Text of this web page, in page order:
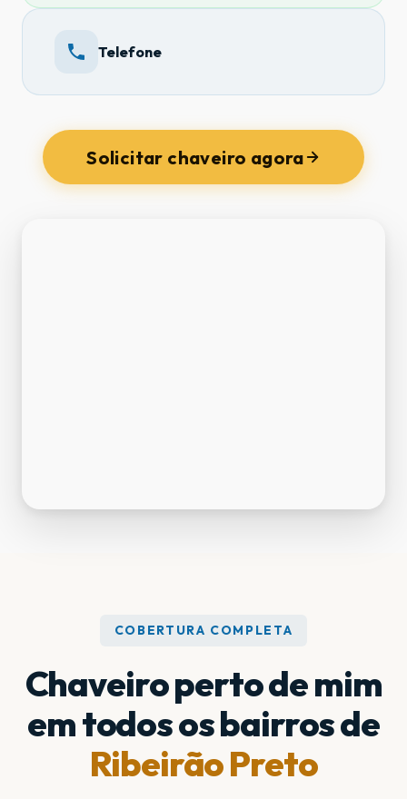
Telefone
Solicitar chaveiro agora
COBERTURA COMPLETA
Chaveiro perto de mim
em todos os bairros de
Ribeirão Preto